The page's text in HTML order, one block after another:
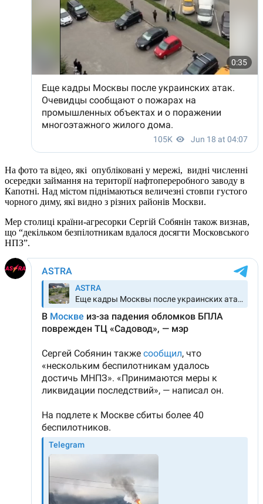
На фото та відео, які опубліковані у мережі, видні численні
осередки займання на території нафтопереробного заводу в
Капотні. Над містом піднімаються величезні стовпи густого
чорного диму, які видно з різних районів Москви.
Мер столиці країни-агресорки Сергій Собянін також визнав,
що “декільком безпілотникам вдалося досягти Московського
НПЗ”.